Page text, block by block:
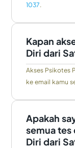
1037.
Kapan
Diri dari
Akses Psikotes
ke email kamu
Apakah
semua tes
Diri dari